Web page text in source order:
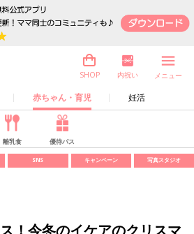
赤ちゃん・育児 妊活
SHOP 内祝い メニュー
離乳食 優待パス
SNS キャンペーン 写真スタジオ
！今冬のイケアのクリスマ